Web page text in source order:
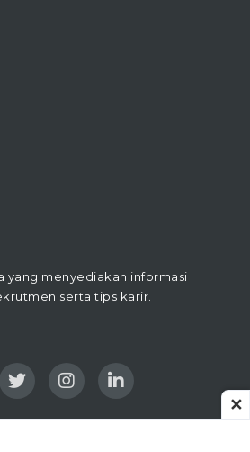
yang menyediakan informasi
serta tips karir.
✕